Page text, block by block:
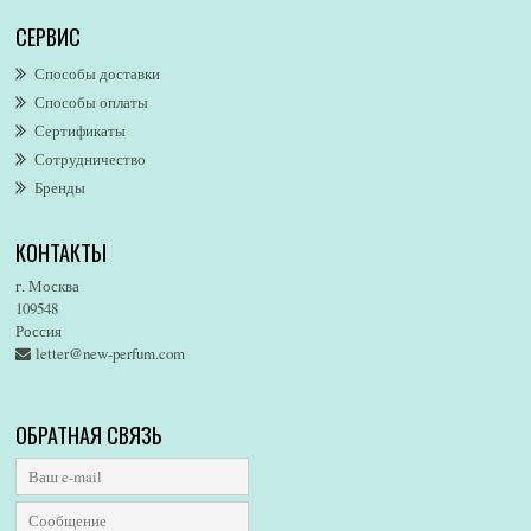
AllSaints
Alsayad
Altaia
Alvarez Gomez
Alviero Martini
Alyson Oldoini
American Eagle
Amore Segreto
Amorino
Amouage
Amzan
Anat Fritz
Andre D`Archer
Andrea Maack
СЕРВИС
Способы доставки
Способы оплаты
Сертификаты
Сотрудничество
Бренды
КОНТАКТЫ
г. Москва
109548
Россия
letter@new-perfum.com
ОБРАТНАЯ СВЯЗЬ